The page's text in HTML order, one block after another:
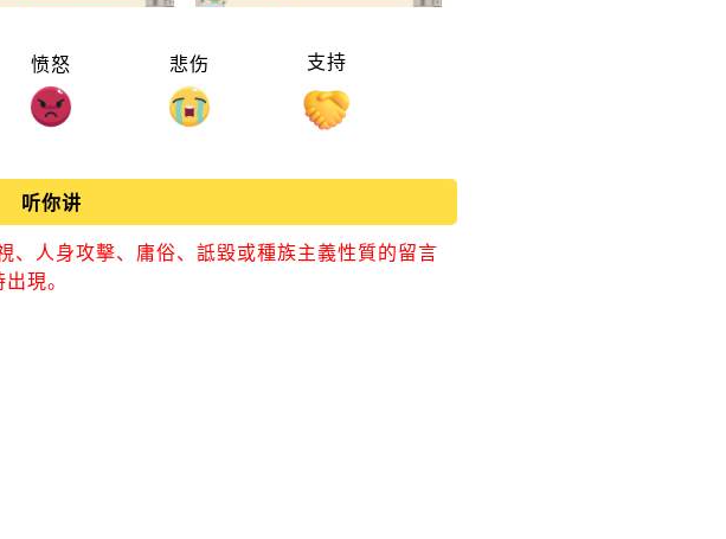
愤怒 悲伤 支持
听你讲
、人身攻擊、庸俗、詆毀或種族主義性質的留言
現。